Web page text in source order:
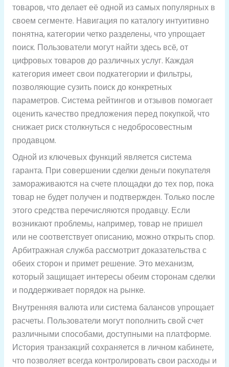
товаров, что делает её одной из самых популярных в
своем сегменте. Навигация по каталогу интуитивно
понятна, категории четко разделены, что упрощает
поиск. Пользователи могут найти здесь всё, от
цифровых товаров до различных услуг. Каждая
категория имеет свои подкатегории и фильтры,
позволяющие сузить поиск до конкретных
параметров. Система рейтингов и отзывов помогает
оценить качество предложения перед покупкой, что
снижает риск столкнуться с недобросовестным
продавцом.
Одной из ключевых функций является система
гаранта. При совершении сделки деньги покупателя
замораживаются на счете площадки до тех пор, пока
товар не будет получен и подтвержден. Только после
этого средства перечисляются продавцу. Если
возникают проблемы, например, товар не пришел
или не соответствует описанию, можно открыть спор.
Арбитражная служба рассмотрит доказательства с
обеих сторон и примет решение. Это механизм,
который защищает интересы обеим сторонам сделки
и поддерживает порядок на рынке.
Внутренняя валюта или система балансов упрощает
расчеты. Пользователи могут пополнить свой счет
различными способами, доступными на платформе.
История транзакций сохраняется в личном кабинете,
что позволяет всегда контролировать свои расходы и